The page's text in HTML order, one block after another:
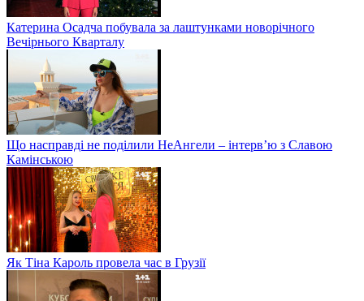
Катерина Осадча побувала за лаштунками новорічного
Вечірнього Кварталу
Що насправді не поділили НеАнгели – інтерв’ю з Славою
Камінською
Як Тіна Кароль провела час в Грузії